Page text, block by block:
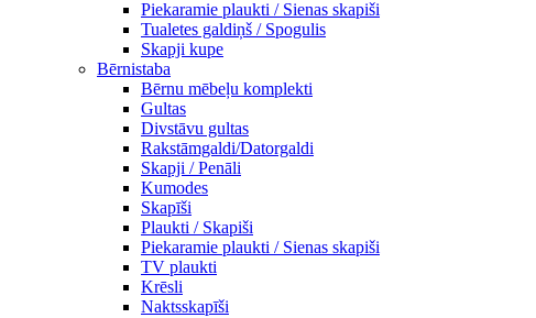
Piekaramie plaukti / Sienas skapiši
Tualetes galdiņš / Spogulis
Skapji kupe
Bērnistaba
Bērnu mēbeļu komplekti
Gultas
Divstāvu gultas
Rakstāmgaldi/Datorgaldi
Skapji / Penāli
Kumodes
Skapīši
Plaukti / Skapiši
Piekaramie plaukti / Sienas skapiši
TV plaukti
Krēsli
Naktsskapīši